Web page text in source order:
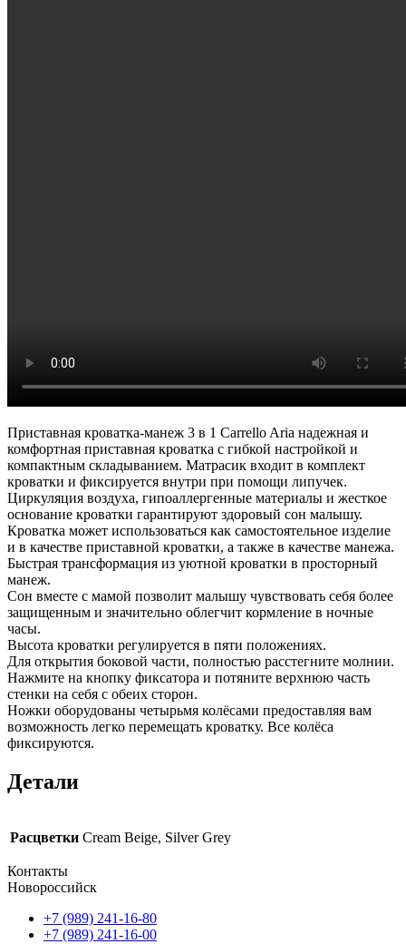
Приставная кроватка-манеж 3 в 1 Carrello Aria надежная и
комфортная приставная кроватка с гибкой настройкой и
компактным складыванием. Матрасик входит в комплект
кроватки и фиксируется внутри при помощи липучек.
Циркуляция воздуха, гипоаллергенные материалы и жесткое
основание кроватки гарантируют здоровый сон малышу.
Кроватка может использоваться как самостоятельное изделие
и в качестве приставной кроватки, а также в качестве манежа.
Быстрая трансформация из уютной кроватки в просторный
манеж.
Сон вместе с мамой позволит малышу чувствовать себя более
защищенным и значительно облегчит кормление в ночные
часы.
Высота кроватки регулируется в пяти положениях.
Для открытия боковой части, полностью расстегните молнии.
Нажмите на кнопку фиксатора и потяните верхнюю часть
стенки на себя с обеих сторон.
Ножки оборудованы четырьмя колёсами предоставляя вам
возможность легко перемещать кроватку. Все колёса
фиксируются.
Детали
Расцветки Cream Beige, Silver Grey
Контакты
Новороссийск
+7 (989) 241-16-80
+7 (989) 241-16-00